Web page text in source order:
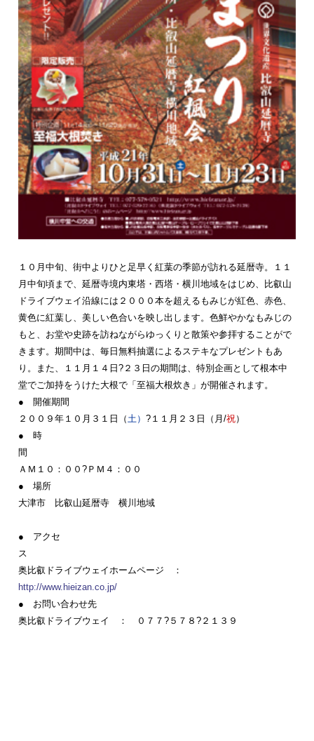
１０月中旬、街中よりひと足早く紅葉の季節が訪れる延暦寺。１１
月中旬頃まで、延暦寺境内東塔・西塔・横川地域をはじめ、比叡山
ドライブウェイ沿線には２０００本を超えるもみじが紅色、赤色、
黄色に紅葉し、美しい色合いを映し出します。色鮮やかなもみじの
もと、お堂や史跡を訪ねながらゆっくりと散策や参拝することがで
きます。期間中は、毎日無料抽選によるステキなプレゼントもあ
り。また、１１月１４日?２３日の期間は、特別企画として根本中
堂でご加持をうけた大根で「至福大根炊き」が開催されます。
● 開催期間
２００９年１０月３１日（土） ?１１月２３日（月/祝）
● 時
ＡＭ１０：００?ＰＭ４：００
● 場所
大津市 比叡山延暦寺 横川地域
● アクセ
奥比叡ドライブウェイホームページ ：
http://www.hieizan.co.jp/
● お問い合わせ先
奥比叡ドライブウェイ ： ０７７?５７８?２１３９